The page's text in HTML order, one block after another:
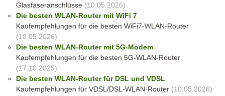
Glasfaseranschlüsse (10.05.2026)
Die besten WLAN-Router mit WiFi 7
Kaufempfehlungen für die besten WiFi7-WLAN-Router
(10.05.2026)
Die besten WLAN-Router mit 5G-Modem
Kaufempfehlungen für die besten 5G-WLAN-Router
(17.10.2025)
Die besten WLAN-Router für DSL und VDSL
Kaufempfehlungen für VDSL/DSL-WLAN-Router(10.05.2026)